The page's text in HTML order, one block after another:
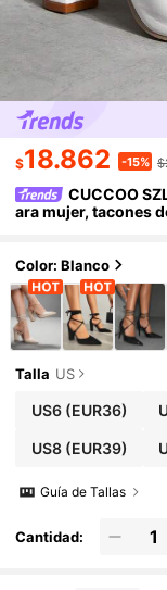
$18.862 -15%
CUCCOO
ara mujer, tacones
e Año Nuevo, fiesta
rna
Color: Blanco
Talla US
US6(EUR36)
US8(EUR39)
Guía de Tallas
Cantidad: